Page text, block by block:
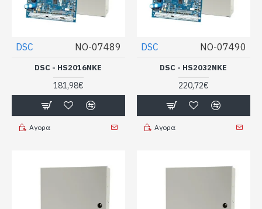
DSC NO-07489
DSC - HS2016NKE
181,98€
Αγορα
DSC NO-07490
DSC - HS2032NKE
220,72€
Αγορα